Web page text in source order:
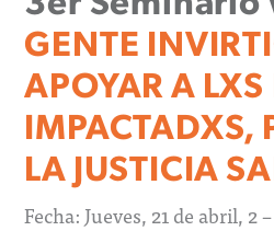
GENTE
APOYAR A LXS
IMPACTADXS,
LA JUSTICIA
Fecha: Jueves, 21 de abril, 2